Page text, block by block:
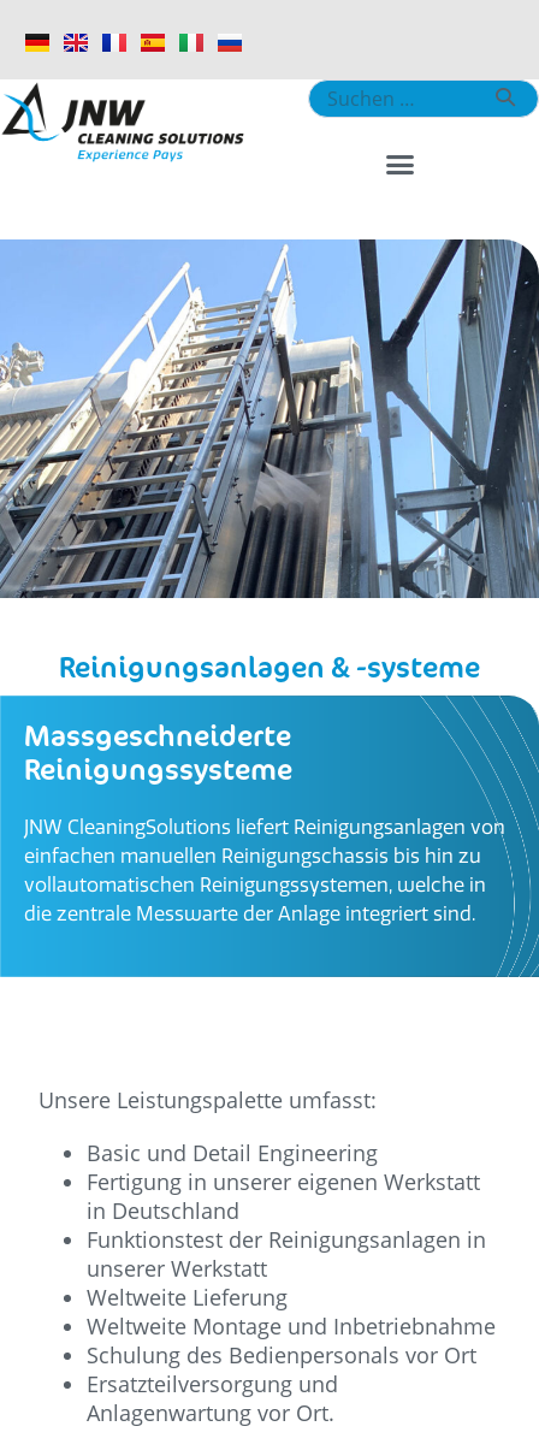
Reinigungsanlagen & -systeme
Massgeschneiderte
Reinigungssysteme
JNW CleaningSolutions liefert Reinigungsanlagen von
einfachen manuellen Reinigungschassis bis hin zu
vollautomatischen Reinigungssystemen, welche in
die zentrale Messwarte der Anlage integriert sind.
Unsere Leistungspalette umfasst:
Basic und Detail Engineering
Fertigung in unserer eigenen Werkstatt
in Deutschland
Funktionstest der Reinigungsanlagen in
unserer Werkstatt
Weltweite Lieferung
Weltweite Montage und Inbetriebnahme
Schulung des Bedienpersonals vor Ort
Ersatzteilversorgung und
Anlagenwartung vor Ort.